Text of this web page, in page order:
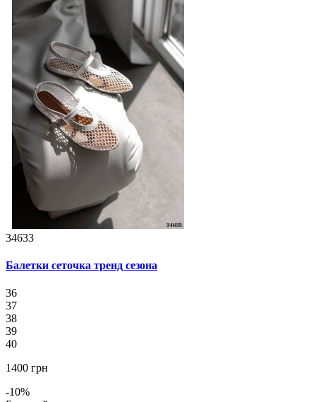
34633
Балетки сеточка тренд сезона
36
37
38
39
40
1400 грн
-10%